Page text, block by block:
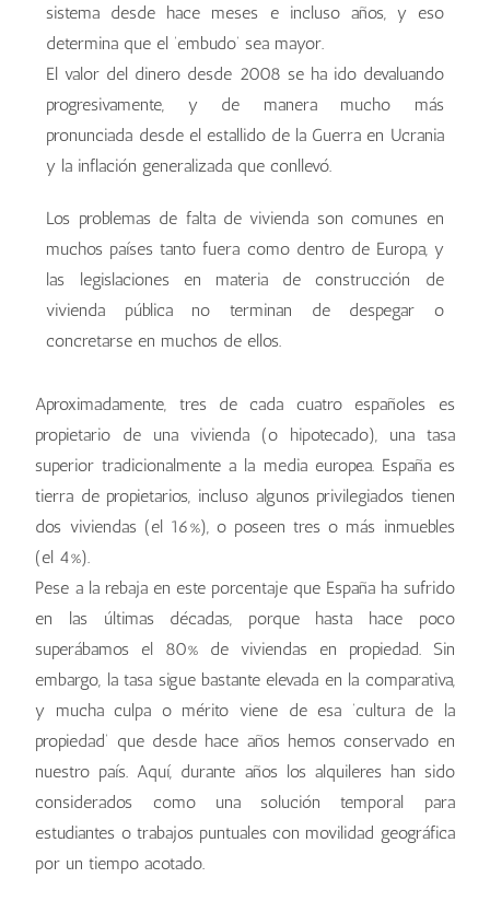
sistema desde hace meses e incluso años, y eso
determina que el ‘embudo’ sea mayor.
El valor del dinero desde 2008 se ha ido devaluando
progresivamente, y de manera mucho más
pronunciada desde el estallido de la Guerra en Ucrania
y la inflación generalizada que conllevó.
Los problemas de falta de vivienda son comunes en
muchos países tanto fuera como dentro de Europa, y
las legislaciones en materia de construcción de
vivienda pública no terminan de despegar o
concretarse en muchos de ellos.
Aproximadamente, tres de cada cuatro españoles es
propietario de una vivienda (o hipotecado), una tasa
superior tradicionalmente a la media europea. España es
tierra de propietarios, incluso algunos privilegiados tienen
dos viviendas (el 16%), o poseen tres o más inmuebles
(el 4%).
Pese a la rebaja en este porcentaje que España ha sufrido
en las últimas décadas, porque hasta hace poco
superábamos el 80% de viviendas en propiedad. Sin
embargo, la tasa sigue bastante elevada en la comparativa,
y mucha culpa o mérito viene de esa ‘cultura de la
propiedad’ que desde hace años hemos conservado en
nuestro país. Aquí, durante años los alquileres han sido
considerados como una solución temporal para
estudiantes o trabajos puntuales con movilidad geográfica
por un tiempo acotado.